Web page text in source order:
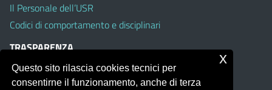
Il Personale dell’USR
Codici di comportamento e disciplinari
TRASPARENZA
Albo on line
Questo sito rilascia cookies tecnici per
consentirne il funzionamento, anche di terza
x